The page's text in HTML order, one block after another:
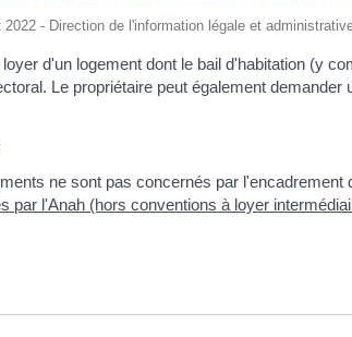
- Direction de l'information légale et
d'un logement dont le bail d'habitation (y
Le propriétaire peut également demander
ne sont pas concernés par
par l'Anah (hors conventions à loyer